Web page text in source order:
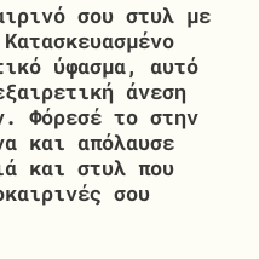
σου στυλ με
ύφασμα, αυτό
άνεση
Φόρεσέ το στην
και απόλαυσε
και στυλ που
σου